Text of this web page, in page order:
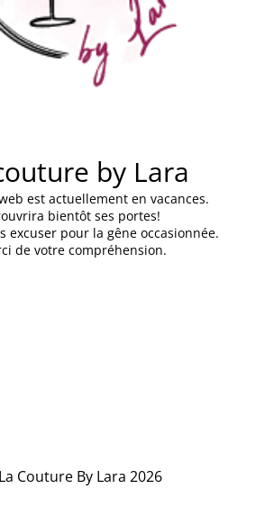
by Lara
est actuellement en vacances.
bientôt ses portes!
excuser pour la gêne occasionnée.
de votre compréhension.
Couture By Lara 2026